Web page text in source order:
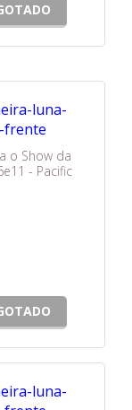
o Show da
- Pacific